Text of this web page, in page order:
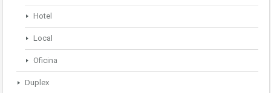
Hotel
Local
Oficina
Duplex